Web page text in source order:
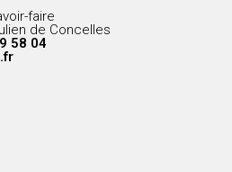
faire
de Concelles
58 04